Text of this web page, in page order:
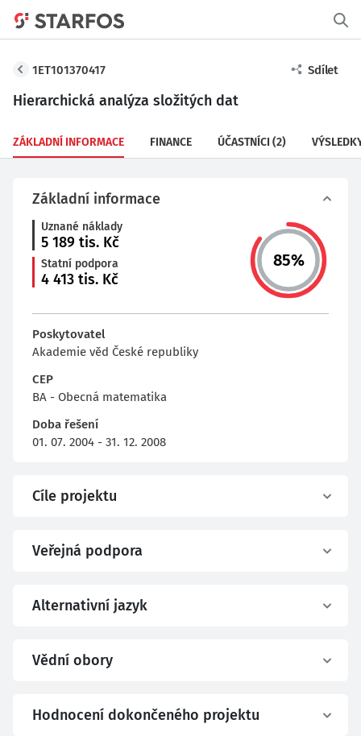
1ET101370417 Sdílet
Hierarchická analýza složitých dat
ZÁKLADNÍ INFORMACE FINANCE ÚČASTNÍCI (2)
Základní informace
Uznané náklady
5 189 tis. Kč
Statní podpora
4 413 tis. Kč
85%
Poskytovatel
Akademie věd České republiky
CEP
BA - Obecná matematika
Doba řešení
01. 07. 2004 - 31. 12. 2008
Cíle projektu
Veřejná podpora
Alternativní jazyk
Vědní obory
Hodnocení dokončeného projektu